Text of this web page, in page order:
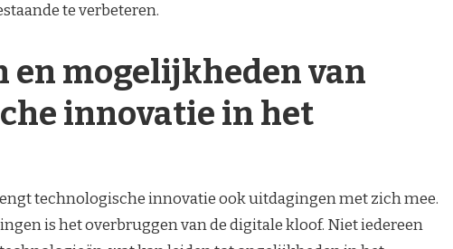
te verbeteren.
en mogelijkheden van
innovatie in het
technologische innovatie ook uitdagingen met zich mee.
is het overbruggen van de digitale kloof. Niet iedereen